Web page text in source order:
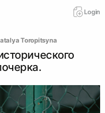
Login
Toropitsyna